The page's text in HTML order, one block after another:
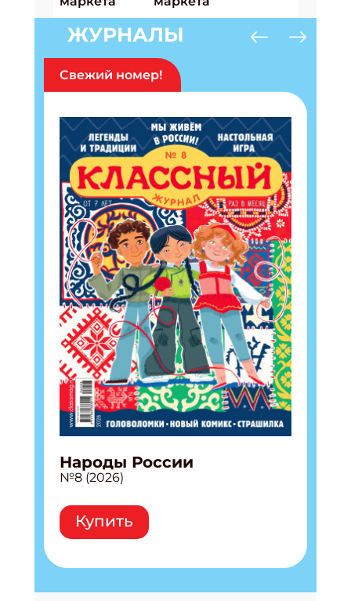
ЖУРНАЛЫ
Свежий номер!
Народы России
№8 (2026)
Купить